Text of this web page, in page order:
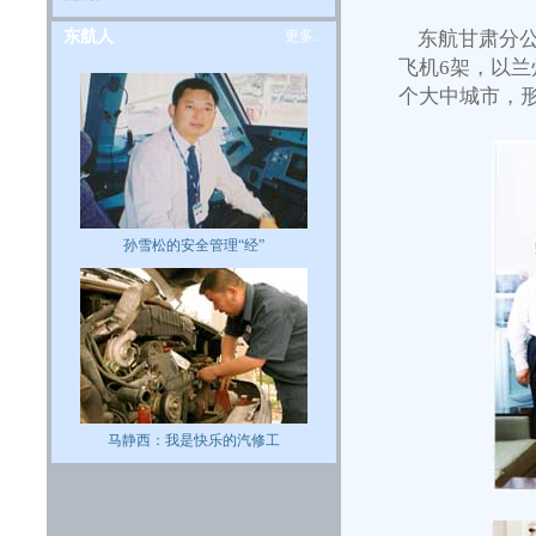
东航人 更多...
孙雪松的安全管理“经”
马静西：我是快乐的汽修工
东航甘肃分
飞机6架，以
个大中城市，